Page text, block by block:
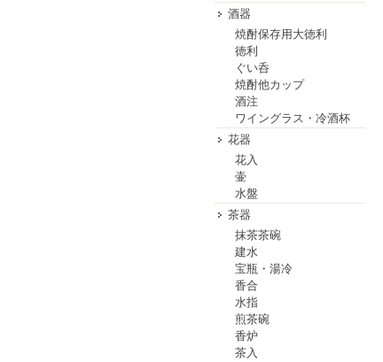
酒器
焼酎保存用大徳利
徳利
ぐい呑
焼酎他カップ
酒注
ワイングラス・冷酒杯
花器
花入
壷
水盤
茶器
抹茶茶碗
建水
宝瓶・湯冷
香合
水指
煎茶碗
香炉
茶入